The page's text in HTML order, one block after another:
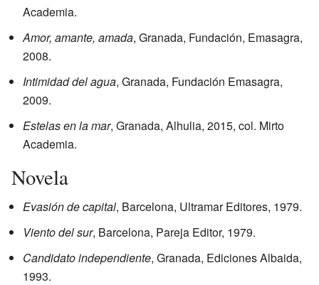
Academia.
Amor, amante, amada, Granada, Fundación, Emasagra,
2008.
Intimidad del agua, Granada, Fundación Emasagra,
2009.
Estelas en la mar, Granada, Alhulia, 2015, col. Mirto
Academia.
Novela
Evasión de capital, Barcelona, Ultramar Editores, 1979.
Viento del sur, Barcelona, Pareja Editor, 1979.
Candidato independiente, Granada, Ediciones Albaida,
1993.